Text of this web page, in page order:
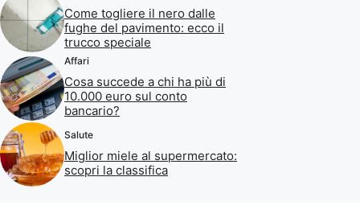
Come togliere il nero dalle
fughe del pavimento: ecco il
trucco speciale
Affari
Cosa succede a chi ha più di
10.000 euro sul conto
bancario?
Salute
Miglior miele al supermercato:
scopri la classifica